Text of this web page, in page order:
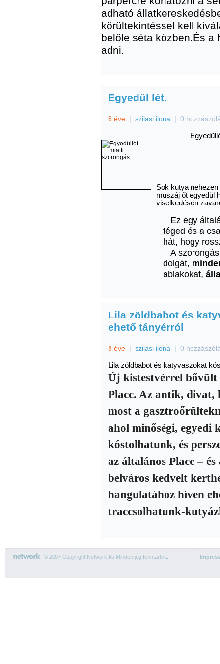
adható
körültekintéssel kell
belőle séta közben.És a
adni.
Egyedül lét.
8 éve | szilasi ilona | 0
Sok kutya
muszáj őt egyedül
viselkedésén
Ez egy
téged és a
hát, hogy
A
dolgát,
ablakokat,
Lila zöldbabot és
ehető tányérról
8 éve | szilasi ilona | 0
Lila zöldbabot és katyvaszokat
Új kistestvérrel bővült
Placc. Az antik, divat,
most a
ahol minőségi, egyedi
kóstolhatunk, és
az általános Placc –
belváros kedvelt
hangulatához híven
traccsolhatunk-
© 2007 Copyright Network.hu Minden jog fenntartva.